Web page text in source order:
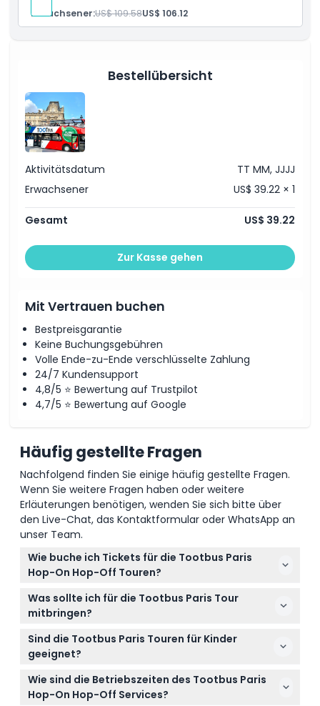
Zweistündige panoramische Nachttour für Familien
Erwachsener:US$ 109.58US$ 106.12
Bestellübersicht
Aktivitätsdatum
TT MM, JJJJ
Erwachsener
US$ 39.22 × 1
Gesamt US$ 39.22
Zur Kasse gehen
Mit Vertrauen buchen
Bestpreisgarantie
Keine Buchungsgebühren
Volle Ende-zu-Ende verschlüsselte Zahlung
24/7 Kundensupport
4,8/5 ⭐ Bewertung auf Trustpilot
4,7/5 ⭐ Bewertung auf Google
Häufig gestellte Fragen
Nachfolgend finden Sie einige häufig gestellte Fragen.
Wenn Sie weitere Fragen haben oder weitere
Erläuterungen benötigen, wenden Sie sich bitte über
den Live-Chat, das Kontaktformular oder WhatsApp an
unser Team.
Wie buche ich Tickets für die Tootbus Paris
Hop-On Hop-Off Touren?
Sie können Ihre Tickets für die Tootbus Paris Hop-
On Hop-Off Touren ganz einfach und sicher online
hier auf unserer Website buchen. Wählen Sie
einfach Ihre bevorzugte Ticketdauer und das
Datum aus und schließen Sie dann den
Was sollte ich für die Tootbus Paris Tour
mitbringen?
Bringen Sie bequeme Kleidung und Schuhe mit,
eine Kamera oder ein Smartphone für Fotos sowie
eine Kopie Ihrer Buchungsbestätigung. Vergessen
Sie nicht Sonnenbrille oder Hut für sonnige Tage, da
der Bus ein offenes Oberdeck hat.
Sind die Tootbus Paris Touren für Kinder
geeignet?
Ja! Kinder von 0 bis 3 Jahren reisen frei, wenn sie
keinen eigenen Sitzplatz beanspruchen (bis zu zwei
Kleinkinder pro Erwachsenem). Kinder ab 13 Jahren
Wie sind die Betriebszeiten des Tootbus Paris
Hop-On Hop-Off Services?